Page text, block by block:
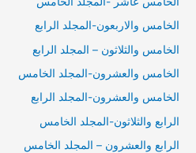
الخامس والاربعون-المجلد الرابع
الخامس والثلاثون – المجلد الرابع
الخامس والعشرون-المجلد الخامس
الخامس والعشرون-المجلد الرابع
الرابع والثلاثون-المجلد الخامس
الرابع والعشرون – المجلد الخامس